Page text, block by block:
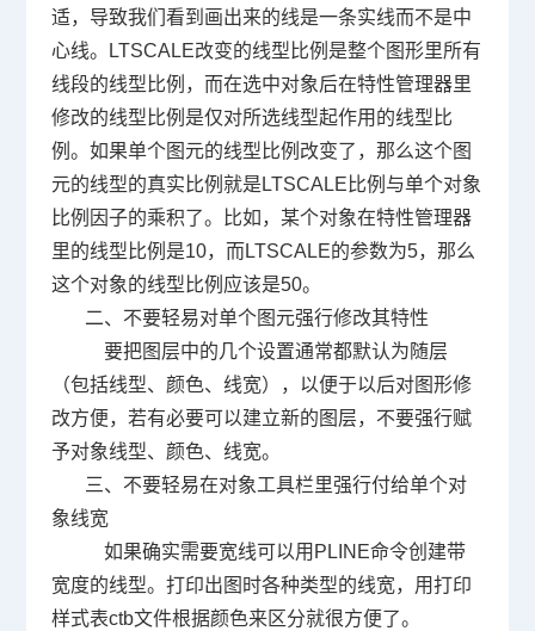
适，导致我们看到画出来的线是一条实线而不是中
心线。
LTSCALE改变的线型比例是整个图形里所有
线段的线型比例，而在选中对象后在特性管理器里
修改的线型比例是仅对所选线型起作用的线型比
例。如果单个图元的线型比例改变了，那么这个图
元的线型的真实比例就是LTSCALE 比例与单个对象
比例因子的乘积了。比如，某个对象在特性管理器
里的线型比例是10，而LTSCALE的参数为5，那么
这个对象的线型比例应该是50。
二、不要轻易对单个图元强行修改其特性
要把图层中的几个设置通常都默认为随层
（包括线型、颜色、线宽），以便于以后对图形修
改方便，若有必要可以建立新的图层，不要强行赋
予对象线型、颜色、线宽。
三、不要轻易在对象工具栏里强行付给单个对
象线宽
如果确实需要宽线可以用 PLINE命令创建带
宽度的线型。打印出图时各种类型的线宽，用打印
样式表ctb文件根据颜色来区分就很方便了。